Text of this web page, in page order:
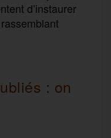
d’instaurer
: on